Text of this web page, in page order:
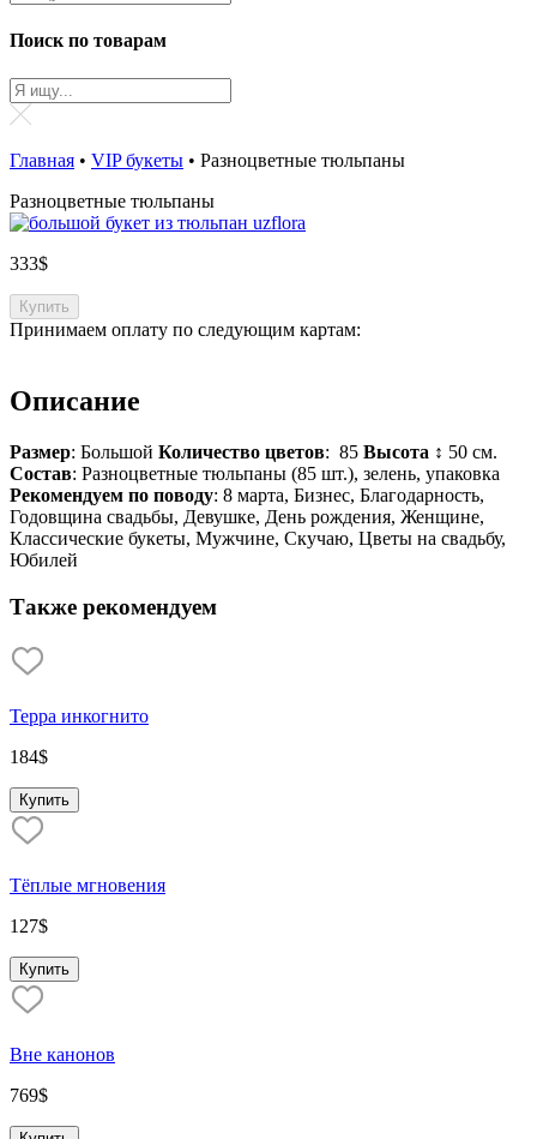
Поиск по товарам
Главная • VIP букеты • Разноцветные тюльпаны
Разноцветные тюльпаны
333$
Купить
Принимаем оплату по следующим картам:
Описание
Размер: Большой Количество цветов: 85 Высота ↕ 50 см.
Состав: Разноцветные тюльпаны (85 шт.), зелень, упаковка
Рекомендуем по поводу: 8 марта, Бизнес, Благодарность,
Годовщина свадьбы, Девушке, День рождения, Женщине,
Классические букеты, Мужчине, Скучаю, Цветы на свадьбу,
Юбилей
Также рекомендуем
Терра инкогнито
184$
Купить
Тёплые мгновения
127$
Купить
Вне канонов
769$